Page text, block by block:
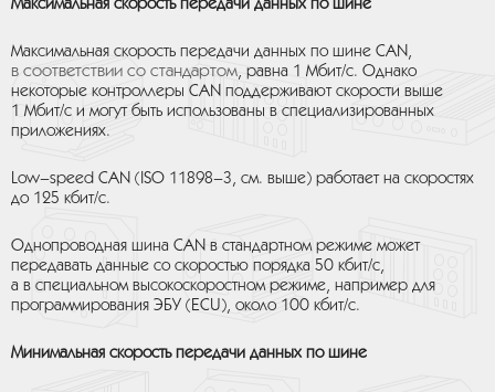
Максимальная скорость передачи данных по шине
Максимальная скорость передачи данных по шине CAN,
в соответствии со стандартом, равна 1 Мбит/с. Однако
некоторые контроллеры CAN поддерживают скорости выше
1 Мбит/с и могут быть использованы в специализированных
приложениях.
Low–speed CAN (ISO 11898–3, см. выше) работает на скоростях
до 125 кбит/с.
Однопроводная шина CAN в стандартном режиме может
передавать данные со скоростью порядка 50 кбит/с,
а в специальном высокоскоростном режиме, например для
программирования ЭБУ (ECU), около 100 кбит/с.
Минимальная скорость передачи данных по шине